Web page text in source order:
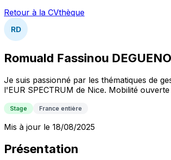
Retour à la CVthèque
RD
Romuald Fassinou
Je suis passionné par les thématiques de
l'EUR SPECTRUM de Nice. Mobilité
Stage France entière
Mis à jour le 18/08/2025
Présentation